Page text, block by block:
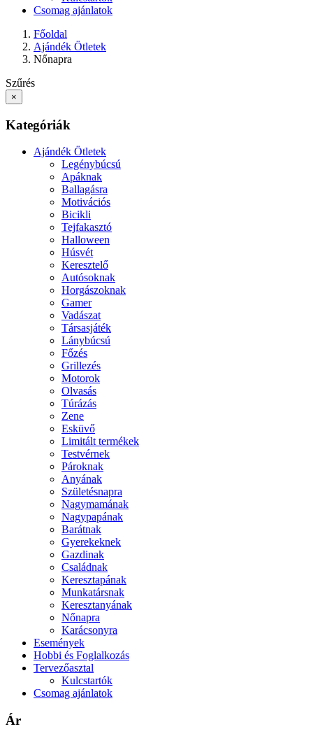
Csomag ajánlatok
Főoldal
Ajándék Ötletek
Nőnapra
Szűrés
×
Kategóriák
Ajándék Ötletek
Legénybúcsú
Apáknak
Ballagásra
Motivációs
Bicikli
Tejfakasztó
Halloween
Húsvét
Keresztelő
Autósoknak
Horgászoknak
Gamer
Vadászat
Társasjáték
Lánybúcsú
Főzés
Grillezés
Motorok
Olvasás
Túrázás
Zene
Esküvő
Limitált termékek
Testvérnek
Pároknak
Anyának
Születésnapra
Nagymamának
Nagypapának
Barátnak
Gyerekeknek
Gazdinak
Családnak
Keresztapának
Munkatársnak
Keresztanyának
Nőnapra
Karácsonyra
Események
Hobbi és Foglalkozás
Tervezőasztal
Kulcstartók
Csomag ajánlatok
Ár